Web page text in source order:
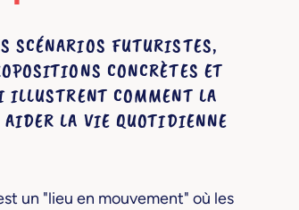
SCÉNARIOS FUTURISTES,
CONCRÈTES ET
ILLUSTRENT COMMENT LA
AIDER LA VIE QUOTIDIENNE
un "lieu en mouvement" où les